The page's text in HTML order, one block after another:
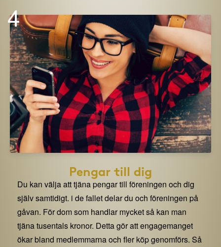
4
Pengar till dig
Du kan välja att tjäna pengar till föreningen och dig
själv samtidigt. i de fallet delar du och föreningen på
gåvan. För dom som handlar mycket så kan man
tjäna tusentals kronor. Detta gör att engagemanget
ökar bland medlemmarna och fler köp genomförs. Så